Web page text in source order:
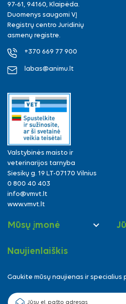
97-61, 94160, Klaipėda.
Duomenys saugomi VĮ
Registrų centro Juridinių
asmenų registre.
+370 669 77 900
labas@animu.lt
Valstybinės maisto ir
veterinarijos tarnyba
Siesikų g. 19 LT-07170 Vilnius
0 800 40 403
info@vmvt.lt
www.vmvt.lt
Mūsų įmonė 
Naujienlaiškis
Gaukite mūsų naujienas ir specialius